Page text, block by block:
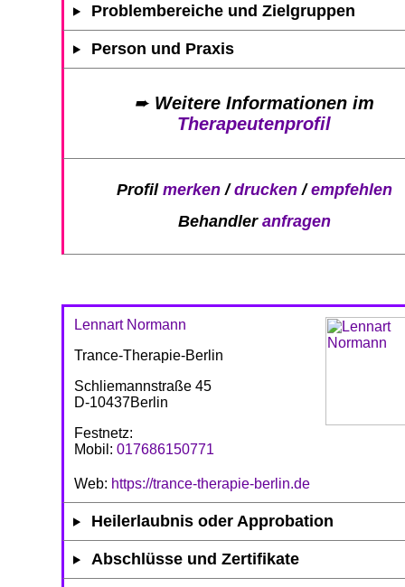
Problembereiche und Zielgruppen
Person und Praxis
➨ Weitere Informationen im
Therapeutenprofil
Profil merken/drucken/empfehlen
Behandler anfragen
Lennart Normann
Trance-Therapie-Berlin
Schliemannstraße 45
D-10437Berlin
Festnetz:
Mobil: 017686150771
Web: https://trance-therapie-berlin.de
Heilerlaubnis oder Approbation
Abschlüsse und Zertifikate